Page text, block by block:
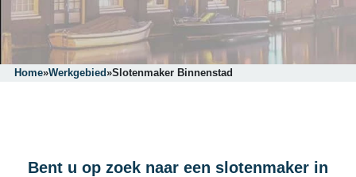
Home»Werkgebied»Slotenmaker Binnenstad
Bent u op zoek naar een slotenmaker in